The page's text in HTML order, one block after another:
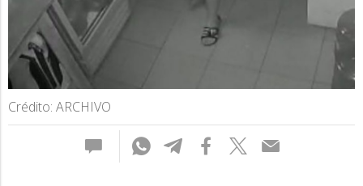
Crédito: ARCHIVO